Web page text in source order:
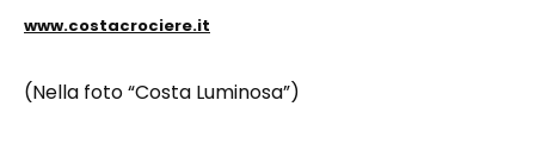
www.costacrociere.it
(Nella foto “Costa Luminosa”)